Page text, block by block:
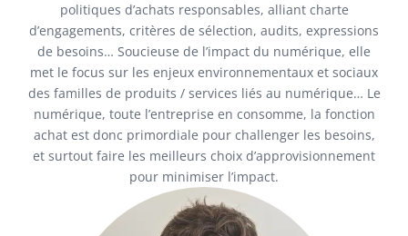
politiques d’achats responsables, alliant charte
d’engagements, critères de sélection, audits, expressions
de besoins… Soucieuse de l’impact du numérique, elle
met le focus sur les enjeux environnementaux et sociaux
des familles de produits / services liés au numérique… Le
numérique, toute l’entreprise en consomme, la fonction
achat est donc primordiale pour challenger les besoins,
et surtout faire les meilleurs choix d’approvisionnement
pour minimiser l’impact.